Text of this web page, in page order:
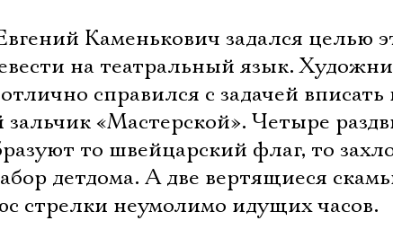
Каменькович задался целью
на театральный язык.
справился с задачей
«Мастерской». Четыре
то швейцарский флаг, то
детдома. А две вертящиеся
стрелки неумолимо идущих часов.